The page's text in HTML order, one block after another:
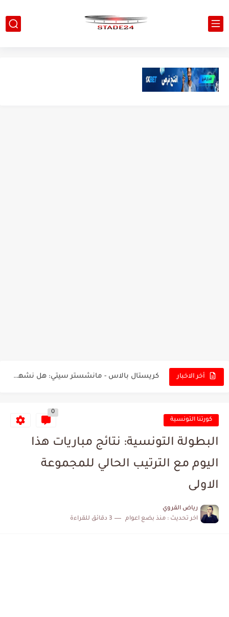
أخر الاخبار كريستال بالاس - مانشستر سيتي: هل نشهد المفاجأة في كأس...
عرض قطري يُغري ادارة النادي الإفريقي للتخلي عن موهبتها كورتنا التونسية
0
البطولة التونسية: نتائج مباريات هذا
اليوم مع الترتيب الحالي للمجموعة
الاولى
رياض القروي
اخر تحديث : منذ بضع اعوام 3 دقائق للقراءة